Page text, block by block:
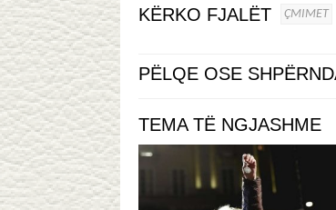
KËRKO FJALËT ÇMIMET
PËLQE OSE
TEMA TË NGJASHME